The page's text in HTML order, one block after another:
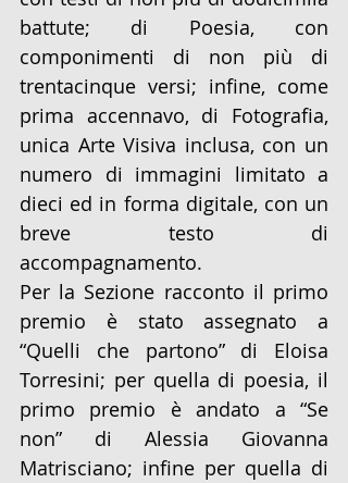
battute; di Poesia, con
componimenti di non più di
trentacinque versi; infine, come
prima accennavo, di Fotografia,
unica Arte Visiva inclusa, con un
numero di immagini limitato a
dieci ed in forma digitale, con un
breve testo di
accompagnamento.
Per la Sezione racconto il primo
premio è stato assegnato a
“Quelli che partono” di Eloisa
Torresini; per quella di poesia, il
primo premio è andato a “Se
non” di Alessia Giovanna
Matrisciano; infine per quella di